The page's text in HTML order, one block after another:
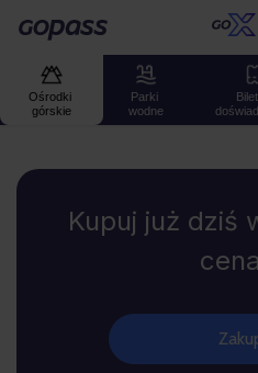
Gopass
Ośrodki
górskie
Parki
wodne
Kupuj już dziś